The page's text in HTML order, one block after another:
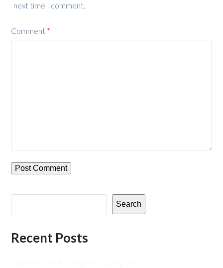
next time I comment.
Comment *
Search
Recent Posts